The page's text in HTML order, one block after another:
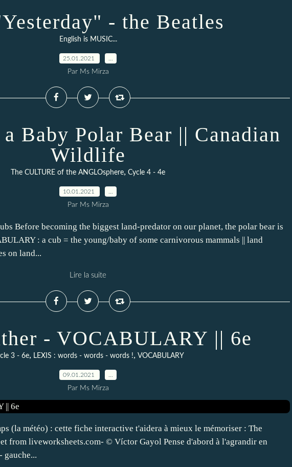
- the Beatles
English is MUSIC...
25.01.2021
Par Ms Mirza
Baby Polar Bear || Canadian
Wildlife
The CULTURE of the ANGLOsphere, Cycle 4 - 4e
10.01.2021
Par Ms Mirza
Before becoming the biggest land-predator on our planet, the polar bear is
: a cub = the young/baby of some carnivorous mammals || land
on land...
Lire la suite
- VOCABULARY || 6e
3 - 6e, LEXIS : words - words - words !, VOCABULARY
09.01.2021
Par Ms Mirza
(la météo) : cette fiche interactive t'aidera à mieux le mémoriser : The
from liveworksheets.com- © Víctor Gayol Pense d'abord à l'agrandir en
gauche...